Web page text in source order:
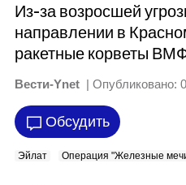
Из-за возросшей
направлении в
ракетные корветы
Вести-Ynet | Опубликовано:
Обсудить
Эйлат Операция "Железные